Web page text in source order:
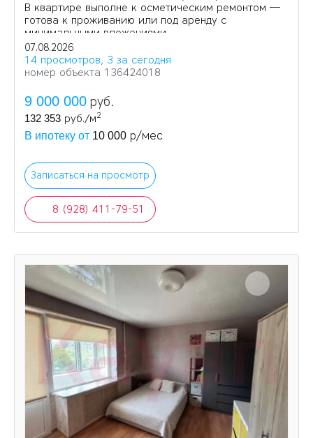
В квартире выполне к осметическим ремонтом —
готова к проживанию или под аренду с
минимальными вложениями.
07.08.2026
14 просмотров, 3 за сегодня
номер объекта 136424018
9 000 000 руб.
132 353 руб./м2
В ипотеку от 10 000 р/мес
Записаться на просмотр
8 (928) 411-79-51